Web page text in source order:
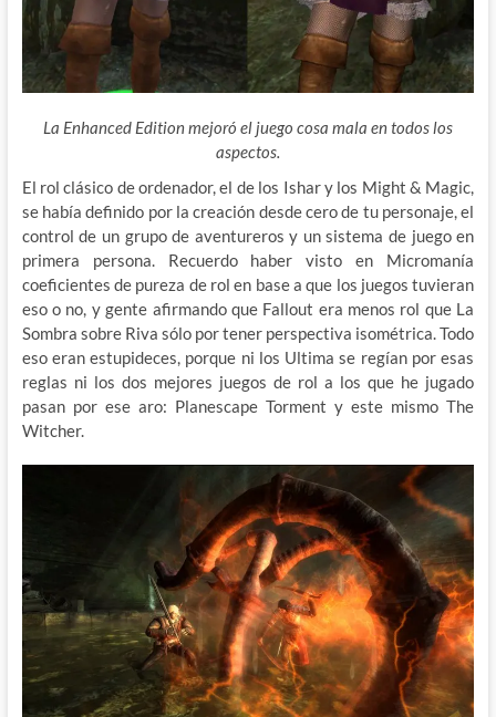
La Enhanced Edition mejoró el juego cosa mala en todos los
aspectos.
El rol clásico de ordenador, el de los Ishar y los Might & Magic,
se había definido por la creación desde cero de tu personaje, el
control de un grupo de aventureros y un sistema de juego en
primera persona. Recuerdo haber visto en Micromanía
coeficientes de pureza de rol en base a que los juegos tuvieran
eso o no, y gente afirmando que Fallout era menos rol que La
Sombra sobre Riva sólo por tener perspectiva isométrica. Todo
eso eran estupideces, porque ni los Ultima se regían por esas
reglas ni los dos mejores juegos de rol a los que he jugado
pasan por ese aro: Planescape Torment y este mismo The
Witcher.